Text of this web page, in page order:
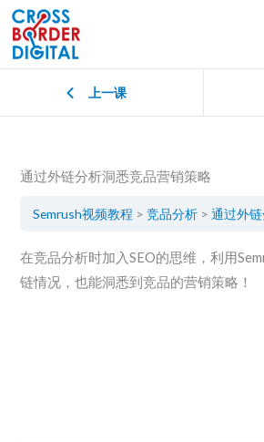
上一课
通过外链分析洞悉竞品营销策略
Semrush视频教程 竞品分析 通过外链
在竞品分析时加入SEO的思维，利用
链情况，也能洞悉到竞品的营销策略！